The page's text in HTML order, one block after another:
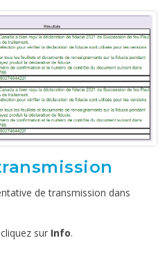
de transmission dans
sur Info.